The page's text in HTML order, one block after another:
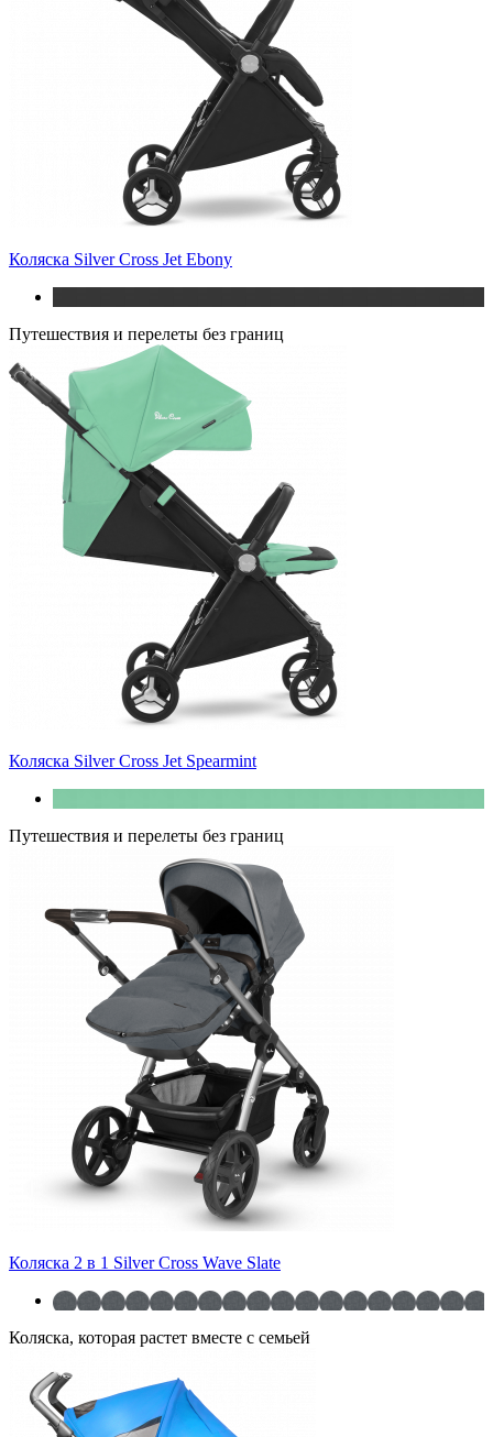
Коляска Silver Cross Jet Ebony
Путешествия и перелеты без границ
Коляска Silver Cross Jet Spearmint
Путешествия и перелеты без границ
Коляска 2 в 1 Silver Cross Wave Slate
Коляска, которая растет вместе с семьей